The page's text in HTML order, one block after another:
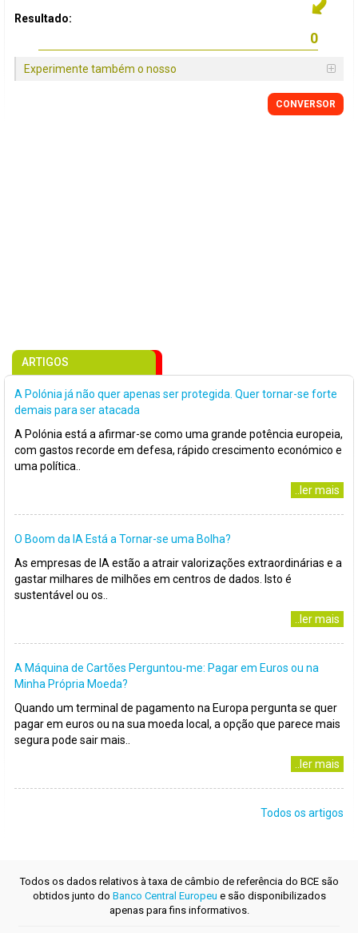
Resultado:
Experimente também o nosso
CONVERSOR
ARTIGOS
A Polónia já não quer apenas ser protegida. Quer tornar-se forte
demais para ser atacada
A Polónia está a afirmar-se como uma grande potência europeia,
com gastos recorde em defesa, rápido crescimento económico e
uma política..
..ler mais
O Boom da IA Está a Tornar-se uma Bolha?
As empresas de IA estão a atrair valorizações extraordinárias e a
gastar milhares de milhões em centros de dados. Isto é
sustentável ou os..
..ler mais
A Máquina de Cartões Perguntou-me: Pagar em Euros ou na
Minha Própria Moeda?
Quando um terminal de pagamento na Europa pergunta se quer
pagar em euros ou na sua moeda local, a opção que parece mais
segura pode sair mais..
..ler mais
Todos os artigos
Todos os dados relativos à taxa de câmbio de referência do BCE são
obtidos junto do Banco Central Europeu e são disponibilizados
apenas para fins informativos.